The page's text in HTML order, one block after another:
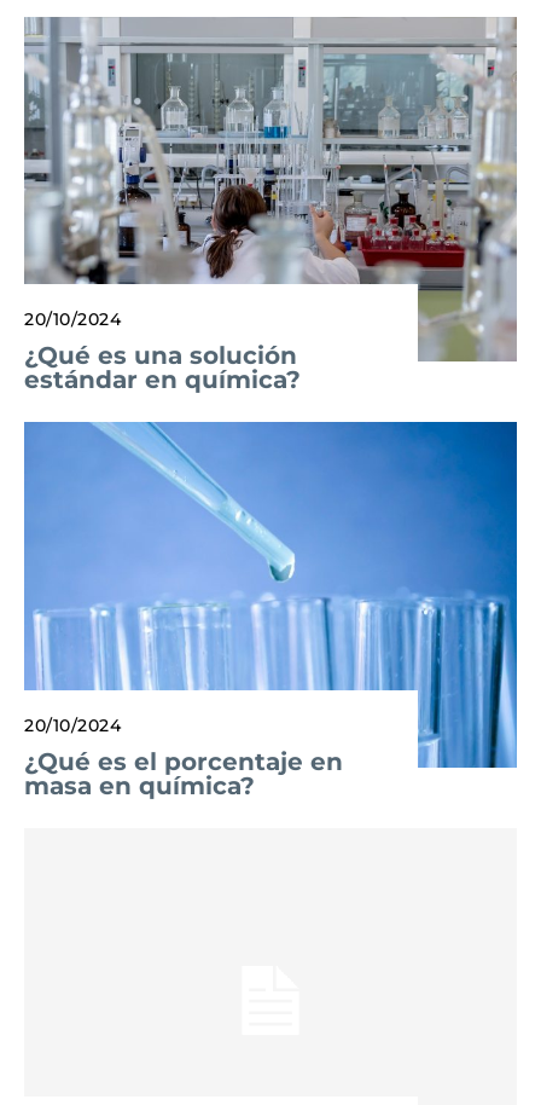
20/10/2024
¿Qué es una solución
estándar en química?
20/10/2024
¿Qué es el porcentaje en
masa en química?